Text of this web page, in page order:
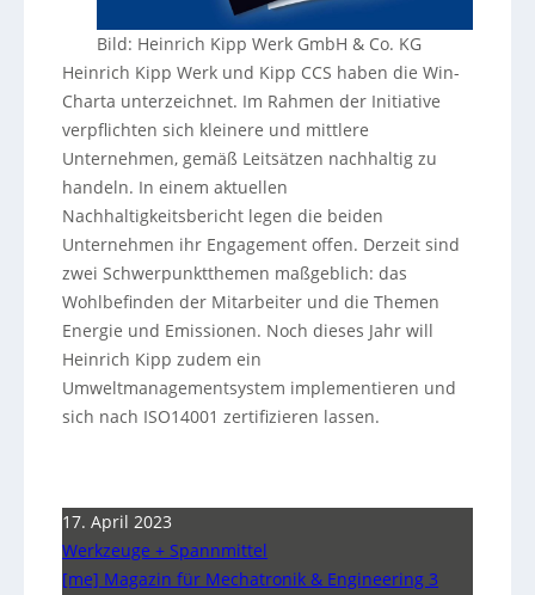
Bild: Heinrich Kipp Werk GmbH & Co. KG
Heinrich Kipp Werk und Kipp CCS haben die Win-
Charta unterzeichnet. Im Rahmen der Initiative
verpflichten sich kleinere und mittlere
Unternehmen, gemäß Leitsätzen nachhaltig zu
handeln. In einem aktuellen
Nachhaltigkeitsbericht legen die beiden
Unternehmen ihr Engagement offen. Derzeit sind
zwei Schwerpunktthemen maßgeblich: das
Wohlbefinden der Mitarbeiter und die Themen
Energie und Emissionen. Noch dieses Jahr will
Heinrich Kipp zudem ein
Umweltmanagementsystem implementieren und
sich nach ISO14001 zertifizieren lassen.
17. April 2023
Werkzeuge + Spannmittel
[me] Magazin für Mechatronik & Engineering 3